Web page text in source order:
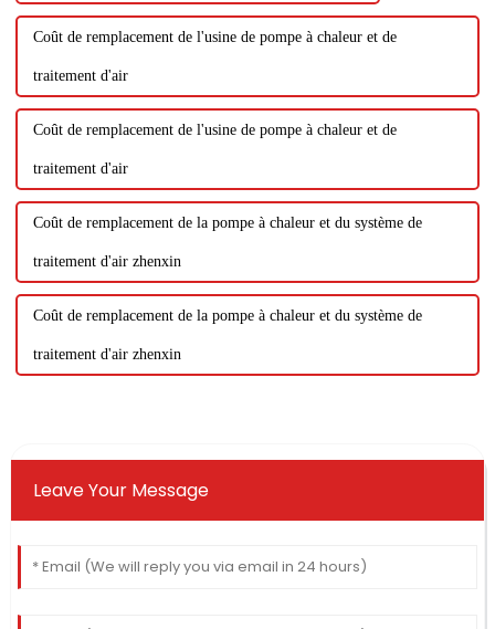
Coût de remplacement de l'usine de pompe à chaleur et de
traitement d'air
Coût de remplacement de l'usine de pompe à chaleur et de
traitement d'air
Coût de remplacement de la pompe à chaleur et du système de
traitement d'air zhenxin
Coût de remplacement de la pompe à chaleur et du système de
traitement d'air zhenxin
Leave Your Message